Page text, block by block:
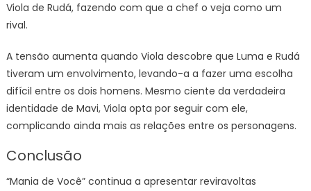
Viola de Rudá, fazendo com que a chef o veja como um
rival.
A tensão aumenta quando Viola descobre que Luma e Rudá
tiveram um envolvimento, levando-a a fazer uma escolha
difícil entre os dois homens. Mesmo ciente da verdadeira
identidade de Mavi, Viola opta por seguir com ele,
complicando ainda mais as relações entre os personagens.
Conclusão
“Mania de Você” continua a apresentar reviravoltas